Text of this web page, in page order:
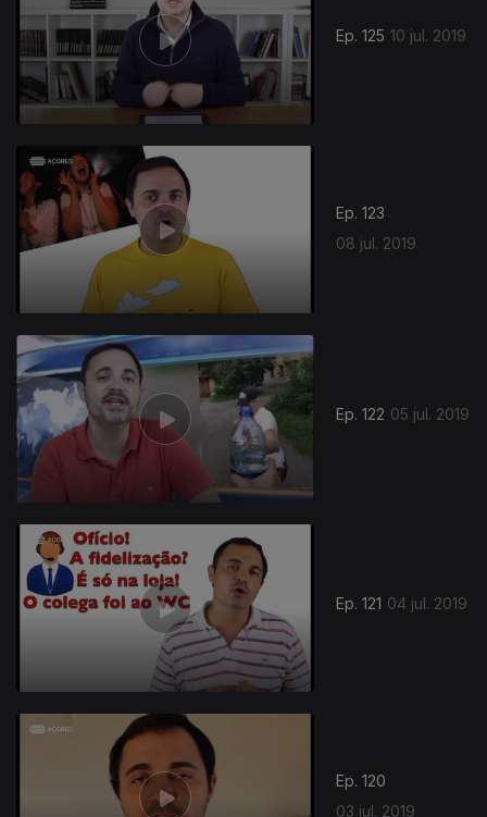
Ep. 125 10 jul. 2019
Ep. 123
08 jul. 2019
Ep. 122 05 jul. 2019
Ep. 121 04 jul. 2019
Ep. 120
03 jul. 2019